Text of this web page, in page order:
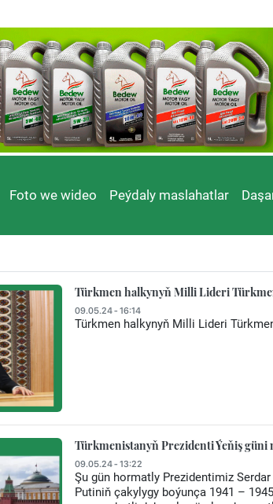
Foto we wideo Peýdaly maslahatlar
Türkmen halkynyň Milli Lideri
09.05.24 - 16:14
Türkmen halkynyň Milli Lideri
Türkmenistanyň Prezidenti Ýeňiş güni
09.05.24 - 13:22
Şu gün hormatly Prezidentimiz
Putiniň çakylygy boýunça 1941 –